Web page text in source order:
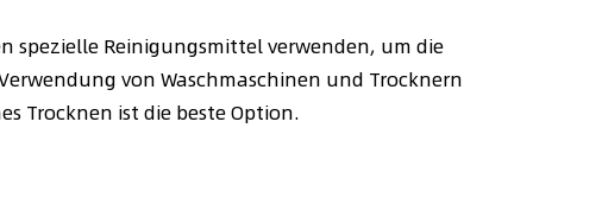
spezielle Reinigungsmittel verwenden, um die
von Waschmaschinen und Trocknern
Trocknen ist die beste Option.